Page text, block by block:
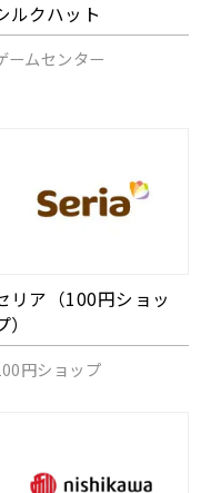
ルクハット
ームセンター
リア（100円ショッ
）
円ショップ